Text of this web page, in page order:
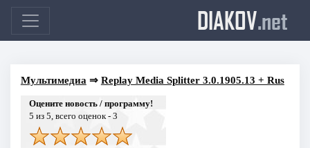
DIAKOV.net
Мультимедиа ⇒ Replay Media Splitter 3.0.1905.13 + Rus
Оцените новость / программу!
5 из 5, всего оценок - 3